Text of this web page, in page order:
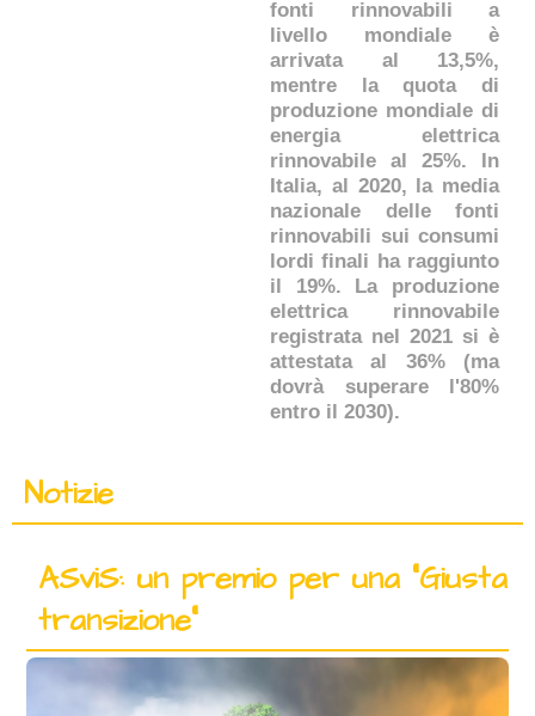
fonti rinnovabili a
livello mondiale è
arrivata al 13,5%,
mentre la quota di
produzione mondiale di
energia elettrica
rinnovabile al 25%. In
Italia, al 2020, la media
nazionale delle fonti
rinnovabili sui consumi
lordi finali ha raggiunto
il 19%. La produzione
elettrica rinnovabile
registrata nel 2021 si è
attestata al 36% (ma
dovrà superare l'80%
entro il 2030).
Notizie
ASviS: un premio per una “Giusta
transizione”